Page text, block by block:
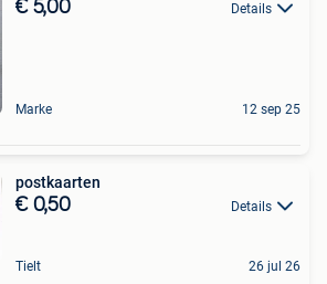
€ 5,00 Details
Marke 12 sep 25
postkaarten
€ 0,50 Details
Tielt 26 jul 26